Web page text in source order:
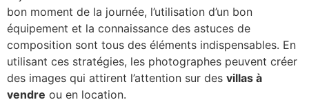
bon moment de la journée, l’utilisation d’un bon
équipement et la connaissance des astuces de
composition sont tous des éléments indispensables. En
utilisant ces stratégies, les photographes peuvent créer
des images qui attirent l’attention sur des villas à
vendre ou en location.